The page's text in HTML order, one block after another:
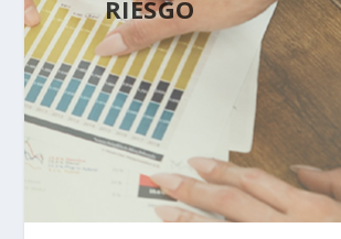
RIESGO